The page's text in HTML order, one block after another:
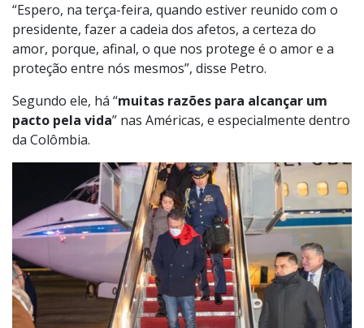
“Espero, na terça-feira, quando estiver reunido com o
presidente, fazer a cadeia dos afetos, a certeza do
amor, porque, afinal, o que nos protege é o amor e a
proteção entre nós mesmos”, disse Petro.
Segundo ele, há “muitas razões para alcançar um
pacto pela vida” nas Américas, e especialmente dentro
da Colômbia.